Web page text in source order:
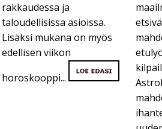
rakkaudessa ja
taloudellisissa asioissa.
Lisäksi mukana on myös
edellisen viikon
horoskooppi...